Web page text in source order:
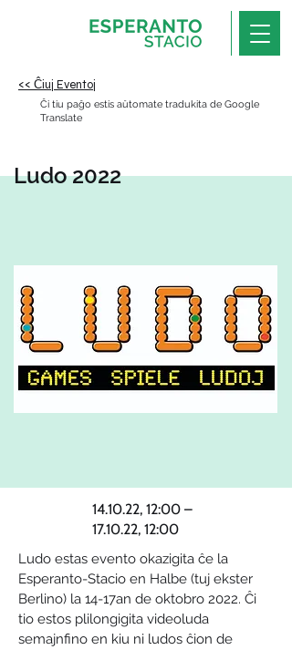
<< Ĉiuj Eventoj
Ĉi tiu paĝo estis aŭtomate tradukita de Google
Translate
Ludo 2022
14.10.22, 12:00 –
17.10.22, 12:00
Ludo estas evento okazigita ĉe la
Esperanto-Stacio en Halbe (tuj ekster
Berlino) la 14-17an de oktobro 2022. Ĉi
tio estos plilongigita videoluda
semajnfino en kiu ni ludos ĉion de